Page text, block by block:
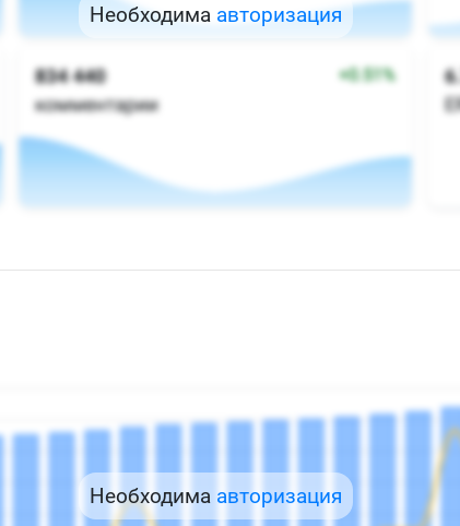
Необходима авторизация
Необходима авторизация